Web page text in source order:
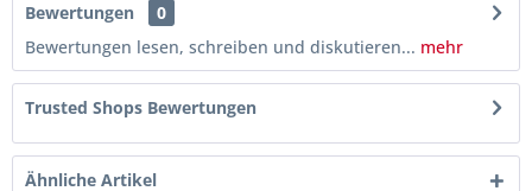
Bewertungen
0
Bewertungen lesen, schreiben und diskutieren... mehr
Trusted Shops Bewertungen
Ähnliche Artikel